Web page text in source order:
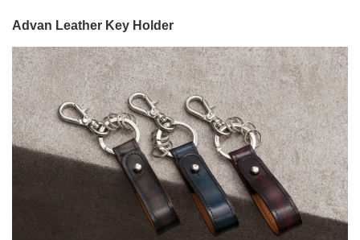
Advan Leather Key Holder